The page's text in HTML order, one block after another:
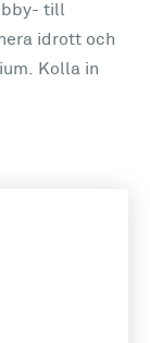
till
idrott och
Kolla in